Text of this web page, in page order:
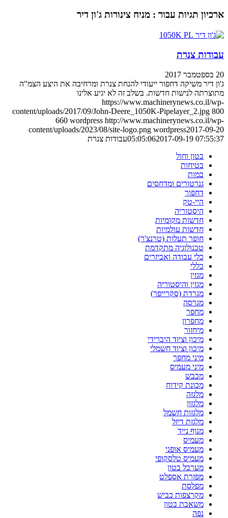
ארכיון תגיות עבור : מניח צינורות ג'ון דיר
עבודות צנרת
20 בספטמבר 2017
ג'ון דיר משיקה דחפור ייעודי להנחת צנרת ומרחיבה את היצע הצמ"ה
מתוצרתה לנישות חדשות. בשלב זה לא יגיע אלינו
https://www.machinerynews.co.il/wp-
content/uploads/2017/09/John-Deere_1050K-Pipelayer_2.jpg 800
660 wordpress http://www.machinerynews.co.il/wp-
content/uploads/2023/08/site-logo.png wordpress2017-09-20
05:05:062017-09-19 07:55:37
עבודות צנרת
בטון וחול
בטיחות
במות
גנרטורים ומדחסים
דחפור
היי-טק
היסטוריה
חדשות מקומיות
חדשות עולמיות
חופר תעלות (טרנצ'ר)
טכנולוגיה מתקדמת
כלי עבודה ואביזרים
כללי
מגזין
מגזין והיסטוריה
מגרדת (סקרייפר)
מגרסה
מחפר
מחפרון
מיחזור
מיכון וציוד היברידי
מיכון וציוד חשמלי
מיני מחפר
מיני מעמיס
מכבש
מכונת קידוח
מלגזה
מלגזון
מלגזות חשמל
מלגזת דיזל
מנוף נייד
מעמיס
מעמיס אופני
מעמיס טלסקופי
מערבל בטון
מפזרת אספלט
מפלסת
מקרצפות כביש
משאבת בטון
נפה